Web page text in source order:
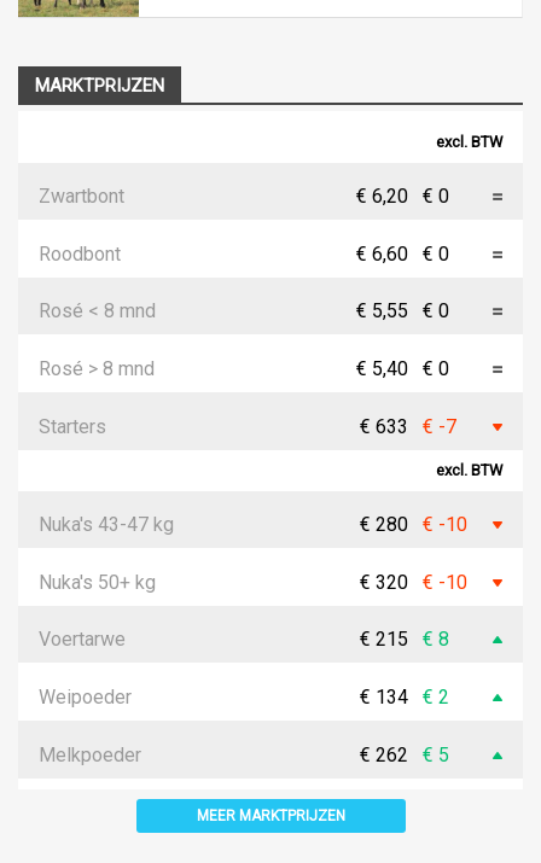
MARKTPRIJZEN
excl. BTW
Zwartbont € 6,20 € 0
Roodbont € 6,60 € 0
Rosé < 8 mnd € 5,55 € 0
Rosé > 8 mnd € 5,40 € 0
Starters € 633 € -7
excl. BTW
Nuka's 43-47 kg € 280 € -10
Nuka's 50+ kg € 320 € -10
Voertarwe € 215 € 8
Weipoeder € 134 € 2
Melkpoeder € 262 € 5
MEER MARKTPRIJZEN